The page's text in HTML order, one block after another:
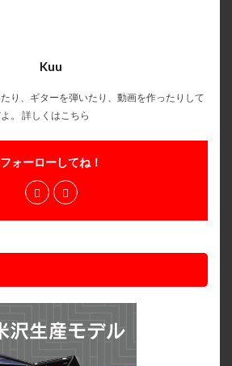
Kuu
り、ギターを弾いたり、動画を作ったりして
。 詳しくはこちら
フォーローしてね！